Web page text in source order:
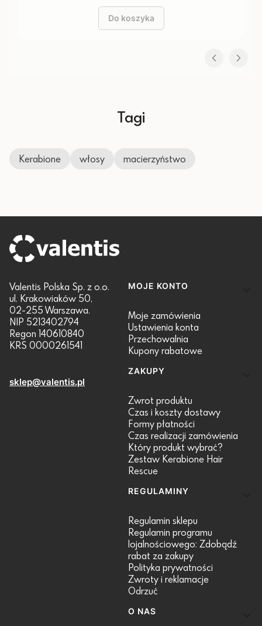
Do koszyka
Tagi
Kerabione włosy macierzyństwo
Valentis Polska Sp. z o.o.
ul. Krakowiaków 50,
02-255 Warszawa.
NIP 5213402794
Regon 140610840
KRS 0000261541
sklep@valentis.pl
Linki w stopce
MOJE KONTO
Moje zamówienia
Ustawienia konta
Przechowalnia
Kupony rabatowe
ZAKUPY
Zwrot produktu
Czas i koszty dostawy
Formy płatności
Czas realizacji zamówienia
Który produkt wybrać?
Zestaw Kerabione Hair
Rescue
REGULAMINY
Regulamin sklepu
Regulamin programu
lojalnościowego: Zdobądź
rabat za zakupy
Polityka prywatności
Zwroty i reklamacje
Odrzuć
O NAS